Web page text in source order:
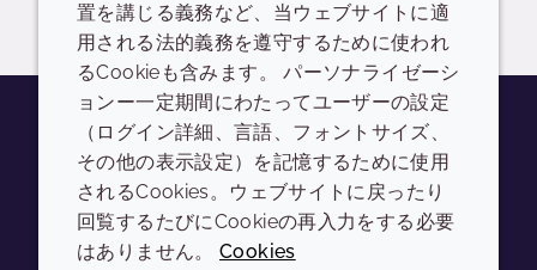
YoutubeInstagramLinkedInTiktok
会社 LEGAL
置を講じる義務など、当ウェブサイトに適
用される法的義務を遵守するために使われ
るCookieも含みます。 パーソナライゼーシ
ョンー一定期間にわたってユーザーの設定
（ログイン詳細、言語、フォントサイズ、
その他の表示設定）を記憶するために使用
されるCookies。ウェブサイトに戻ったり
回覧するたびにCookieの再入力をする必要
はありません。Cookies